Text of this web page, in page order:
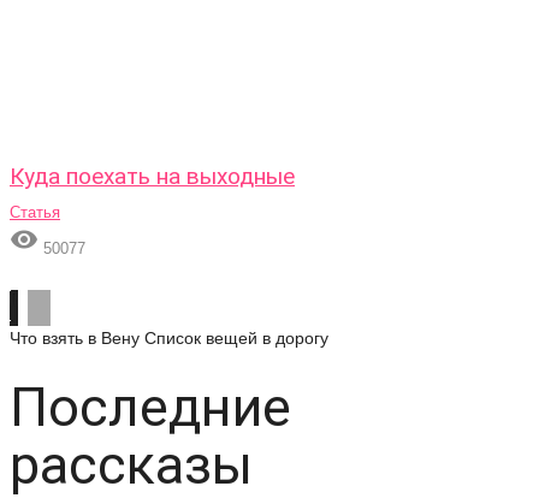
Куда поехать на выходные
Статья
 50077
Что взять в Вену Список вещей в дорогу
Последние
рассказы